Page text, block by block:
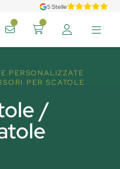
5 Stelle
PERSONALIZZATE
PER SCATOLE
/